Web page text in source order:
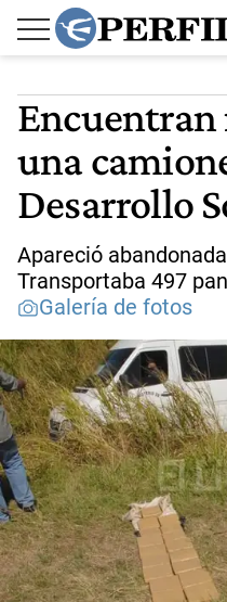
una
Desarrollo
Apareció
Transportaba 497
Galería de fotos